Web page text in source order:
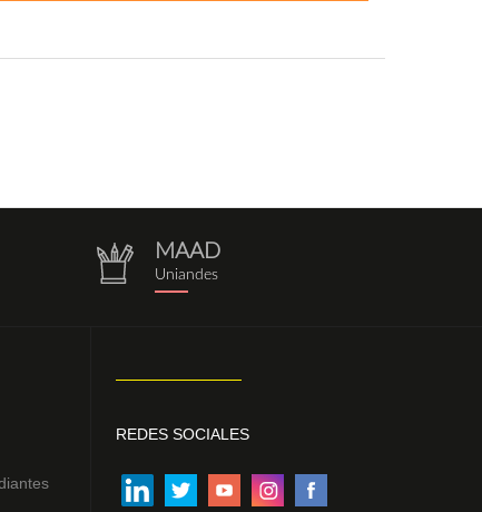
repositorio.png
MAAD
Uniandes
REDES SOCIALES